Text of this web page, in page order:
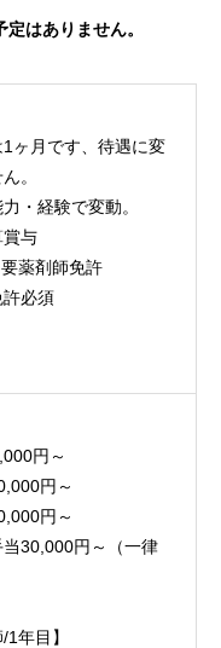
はありません。
ヶ月です、待遇に変
。
・経験で変動。
賞与
薬剤師免許
許必須
円～
円～
円～
当30,000円～（一律
1年目】